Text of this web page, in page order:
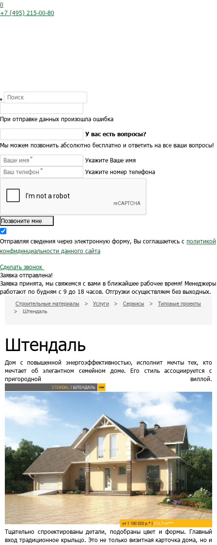
0
+7 (495) 215-00-80
При отправке данных произошла ошибка
У вас есть вопросы?
Мы можем позвонить абсолютно бесплатно и ответить на все ваши вопросы!
Укажите Ваше имя
Укажите номер телефона
Позвоните мне
Отправляя сведения через электронную форму, Вы соглашаетесь с политикой
конфиденциальности данного сайта
Сделать звонок
Заявка отправлена!
Заявка принята, мы свяжемся с вами в ближайшее рабочее время! Менеджеры
работают по будням с 9 до 18 часов. Отгрузки осуществляем без выходных.
Строительные материалы > Услуги > Сервисы >
Типовые проекты
>
Штендаль
Штендаль
Дом с повышенной энергоэффективностью, исполнит мечты тех, кто
мечтает об элегантном семейном доме. Его стиль ассоциируется с
пригородной виллой.
Тщательно спроектированы детали, подобраны цвет и формы. Главный
вход традиционное крыльцо. Это не только визитная карточка дома, но и